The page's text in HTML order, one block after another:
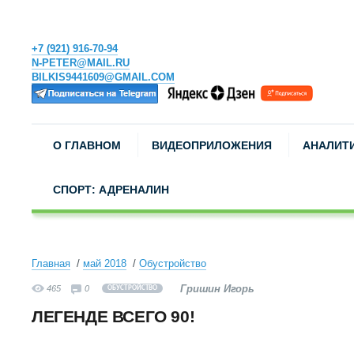
+7 (921) 916-70-94
N-PETER@MAIL.RU
BILKIS9441609@GMAIL.COM
О ГЛАВНОМ ВИДЕОПРИЛОЖЕНИЯ
СПОРТ: АДРЕНАЛИН
Главная май 2018 Обустройство
465 0 ОБУСТРОЙСТВО Гришин Игорь
ЛЕГЕНДЕ ВСЕГО 90!